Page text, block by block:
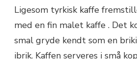
Ligesom tyrkisk kaffe
med en fin malet kaffe . Det
smal gryde kendt som en
ibrik. Kaffen serveres i små